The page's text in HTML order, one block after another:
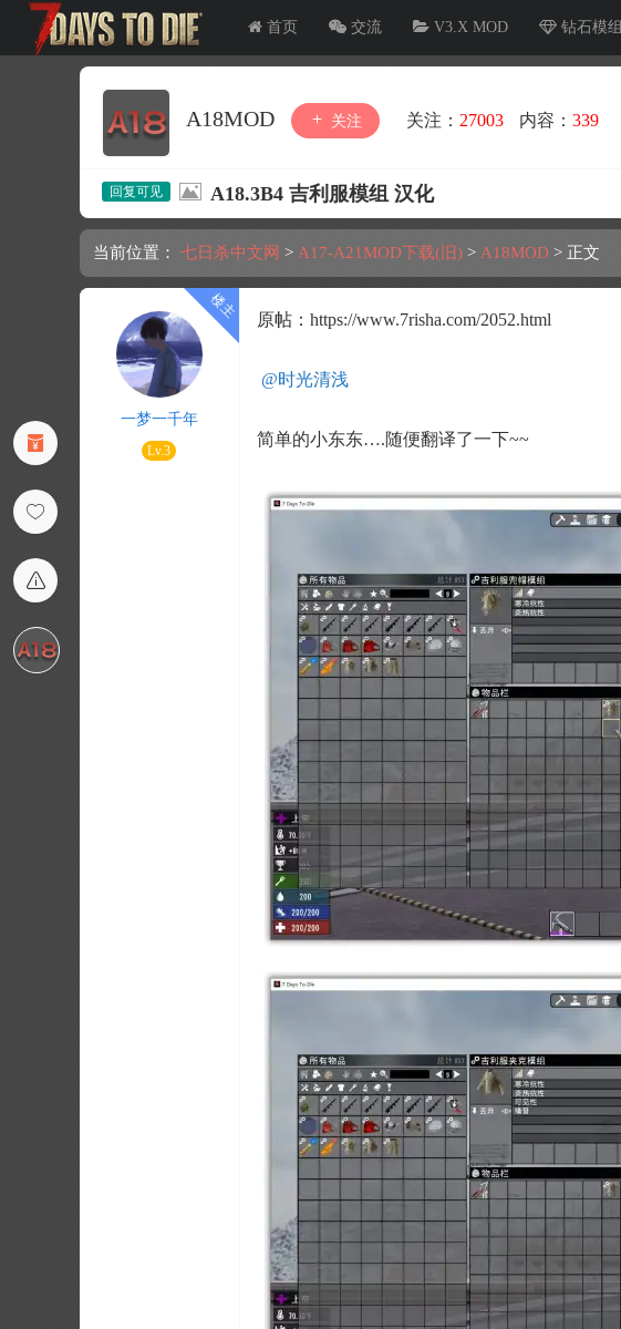
首页 交流 V3.X MOD 钻石模组
A18MOD 关注 关注： 27003 内容： 339
A18.3B4 吉利服模组 汉化
当前位置： 七日杀中文网 > A17-A21MOD下载(旧) > A18MOD > 正文
一梦一千年
Lv.3
原帖： https://www.7risha.com/2052.html
@时光清浅
简单的小东东….随便翻译了一下~~